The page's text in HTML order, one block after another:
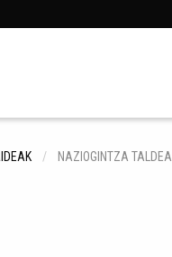
NAZIOGINTZA TALDEA